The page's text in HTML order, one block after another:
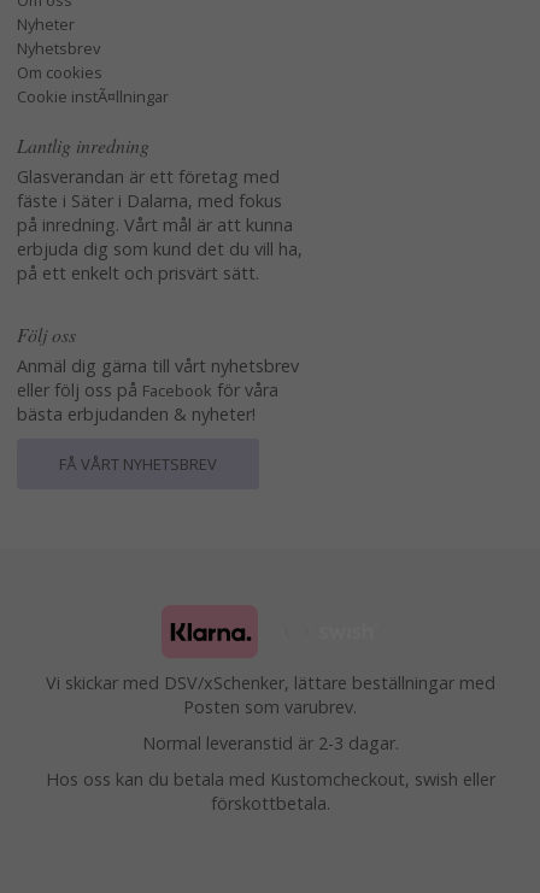
Nyheter
Nyhetsbrev
Om cookies
Cookie instÃ¤llningar
Lantlig inredning
Glasverandan är ett företag med
fäste i Säter i Dalarna, med fokus
på inredning. Vårt mål är att kunna
erbjuda dig som kund det du vill ha,
på ett enkelt och prisvärt sätt.
Följ oss
Anmäl dig gärna till vårt nyhetsbrev
eller följ oss på Facebook för våra
bästa erbjudanden & nyheter!
FÅ VÅRT NYHETSBREV
Vi skickar med DSV/xSchenker, lättare beställningar med
Posten som varubrev.
Normal leveranstid är 2-3 dagar.
Hos oss kan du betala med Kustomcheckout, swish eller
förskottbetala.